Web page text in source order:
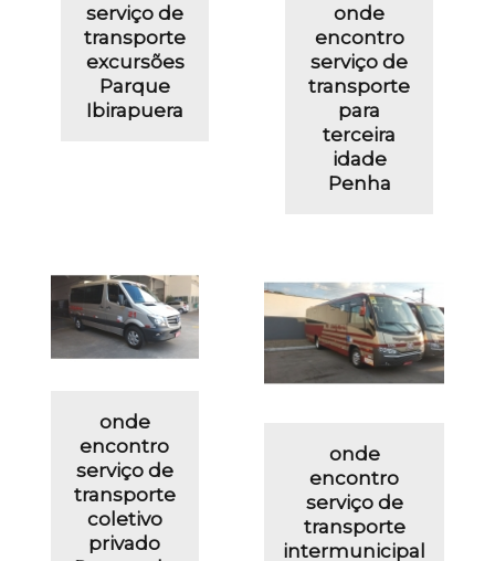
serviço de
transporte
excursões
Parque
Ibirapuera
onde
encontro
serviço de
transporte
para
terceira
idade
Penha
onde
encontro
serviço de
transporte
coletivo
privado
onde
encontro
serviço de
transporte
intermunicipal